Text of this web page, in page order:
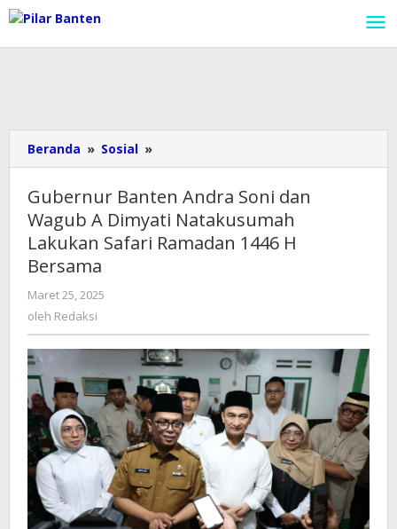
Lewati
ke
konten
Beranda » Sosial »
Banten
Soni
dan
Wagub
Safari
Ramadan
1446
H
Bersama
Gubernur Banten Andra Soni dan
Wagub A Dimyati Natakusumah
Lakukan Safari Ramadan 1446 H
Bersama
Maret 25, 2025
oleh Redaksi